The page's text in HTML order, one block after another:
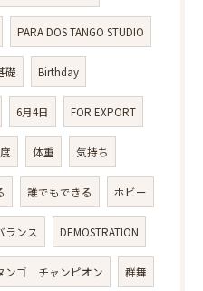
PARA DOS TANGO STUDIO
礎 Birthday
6月4日 FOR EXPORT
体重 気持ち
誰でもできる ホビー
ランス DEMOSTRATION
ンゴ チャンピオン 群舞